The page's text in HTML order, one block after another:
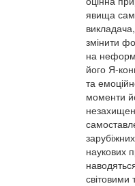
явища
змінити
на
його Я-
та
моменти
наукових